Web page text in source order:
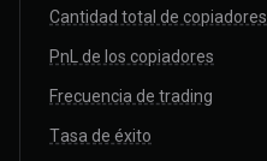
Cantidad total de copiadores
PnL de los copiadores
Frecuencia de trading
Tasa de éxito